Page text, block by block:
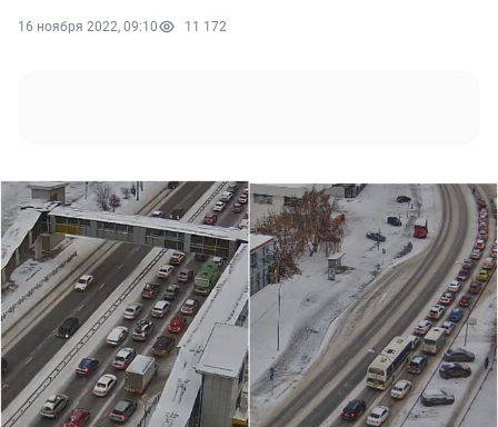
16 ноября 2022, 09:10 11 172